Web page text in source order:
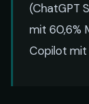
(ChatGPT
mit 60,6%
Copilot mit